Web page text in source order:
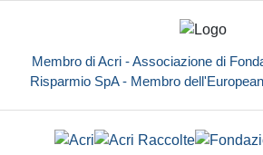
Membro di Acri - Associazione di
Risparmio SpA - Membro